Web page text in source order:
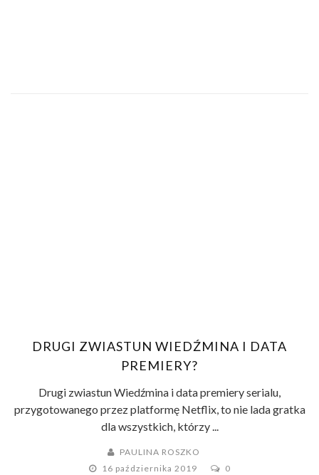
DRUGI ZWIASTUN WIEDŹMINA I DATA
PREMIERY?
Drugi zwiastun Wiedźmina i data premiery serialu,
przygotowanego przez platformę Netflix, to nie lada gratka
dla wszystkich, którzy ...
PAULINA ROSZKO
16 października 2019
0